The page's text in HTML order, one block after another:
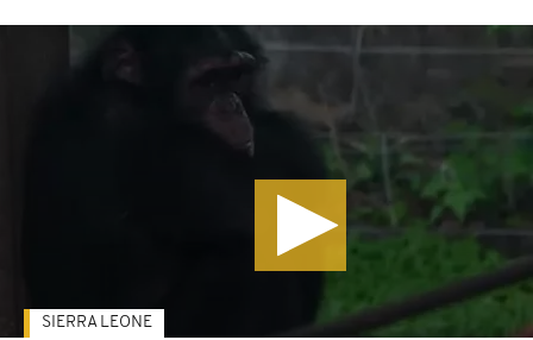
SIERRA LEONE